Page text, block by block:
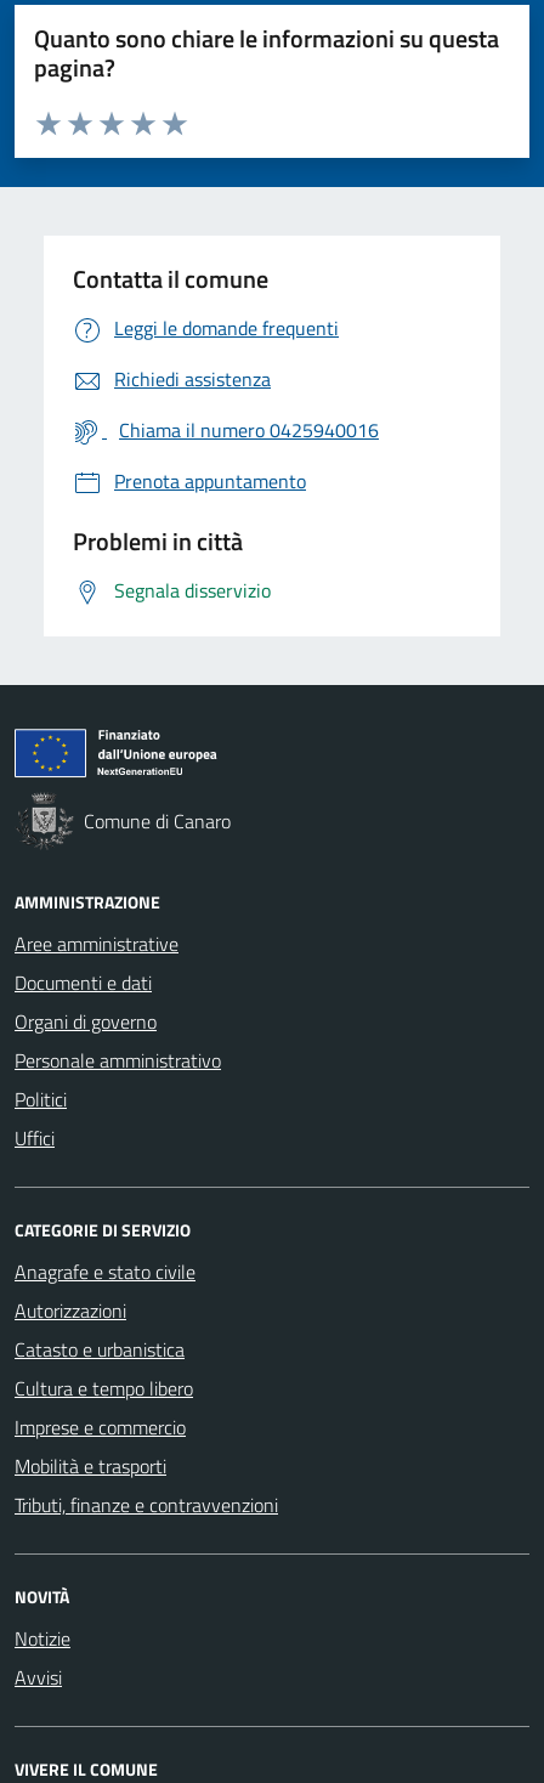
Quanto sono chiare le informazioni su questa
pagina?
Valuta da 1 a 5 stelle la pagina
Valuta 5 stelle su 5
Valuta 4 stelle su 5
Valuta 3 stelle su 5
Valuta 2 stelle su 5
Valuta 1 stelle su 5
Contatta il comune
Leggi le domande frequenti
Richiedi assistenza
Chiama il numero 0425940016
Prenota appuntamento
Problemi in città
Segnala disservizio
Comune di Canaro
AMMINISTRAZIONE
Aree amministrative
Documenti e dati
Organi di governo
Personale amministrativo
Politici
Uffici
CATEGORIE DI SERVIZIO
Anagrafe e stato civile
Autorizzazioni
Catasto e urbanistica
Cultura e tempo libero
Imprese e commercio
Mobilità e trasporti
Tributi, finanze e contravvenzioni
NOVITÀ
Notizie
Avvisi
VIVERE IL COMUNE